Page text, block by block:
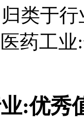
类于
药工
:优秀